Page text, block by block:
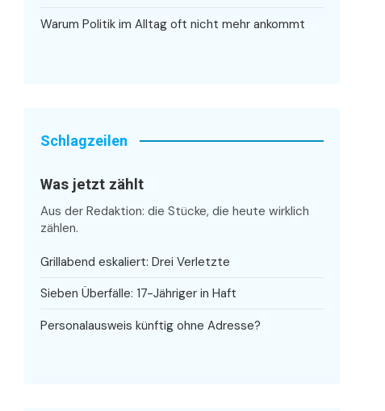
Warum Politik im Alltag oft nicht mehr ankommt
Schlagzeilen
Was jetzt zählt
Aus der Redaktion: die Stücke, die heute wirklich
zählen.
Grillabend eskaliert: Drei Verletzte
Sieben Überfälle: 17-Jähriger in Haft
Personalausweis künftig ohne Adresse?